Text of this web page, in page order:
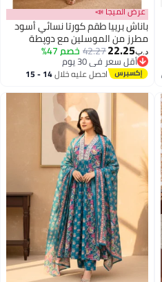
عرض الميجا 📣
باناش برييا طقم كورتا نسائي أسود
مطرز من الموسلين مع دوپطة
وبنطال مستقيم، طقم هندي
للسيدات
د.ب‏22.25
42.27خصم 47%
أقل سعر في 30 يوم
أقل سعر في 30 يوماحصل عليه خلال 14 - 15